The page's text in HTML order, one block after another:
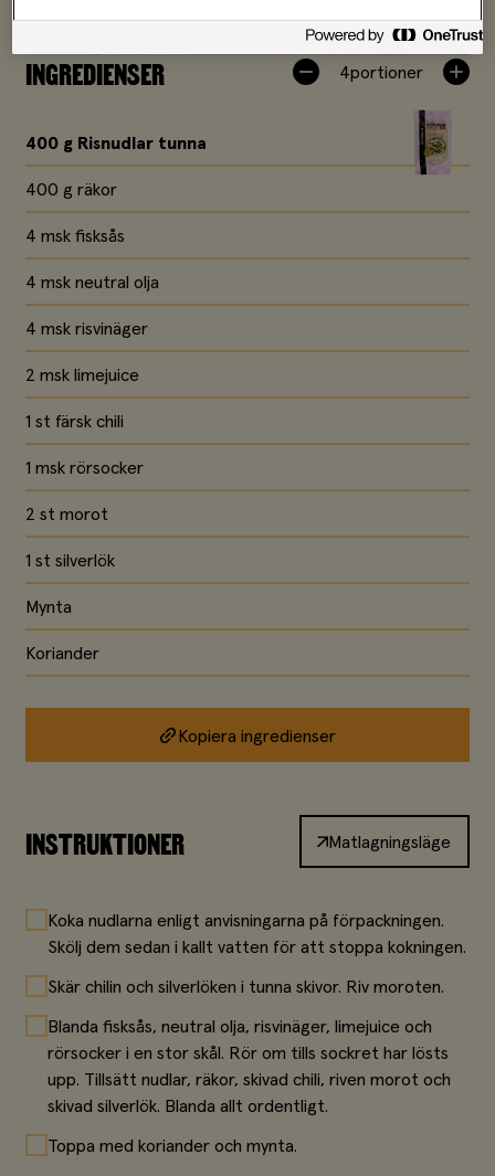
INGREDIENSER 4portioner
400 g Risnudlar tunna
400 g räkor
4 msk fisksås
4 msk neutral olja
4 msk risvinäger
2 msk limejuice
1 st färsk chili
1 msk rörsocker
2 st morot
1 st silverlök
Mynta
Koriander
Kopiera ingredienser
INSTRUKTIONER Matlagningsläge
Koka nudlarna enligt anvisningarna på förpackningen.
Skölj dem sedan i kallt vatten för att stoppa kokningen.
Skär chilin och silverlöken i tunna skivor. Riv moroten.
Blanda fisksås, neutral olja, risvinäger, limejuice och
rörsocker i en stor skål. Rör om tills sockret har lösts
upp. Tillsätt nudlar, räkor, skivad chili, riven morot och
skivad silverlök. Blanda allt ordentligt.
Toppa med koriander och mynta.